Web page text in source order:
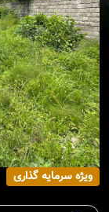
ویژه سرمایه گذاری